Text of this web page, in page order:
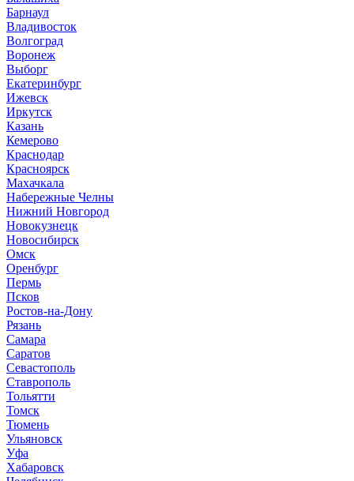
Барнаул
Владивосток
Волгоград
Воронеж
Выборг
Екатеринбург
Ижевск
Иркутск
Казань
Кемерово
Краснодар
Красноярск
Махачкала
Набережные Челны
Нижний Новгород
Новокузнецк
Новосибирск
Омск
Оренбург
Пермь
Псков
Ростов-на-Дону
Рязань
Самара
Саратов
Севастополь
Ставрополь
Тольятти
Томск
Тюмень
Ульяновск
Уфа
Хабаровск